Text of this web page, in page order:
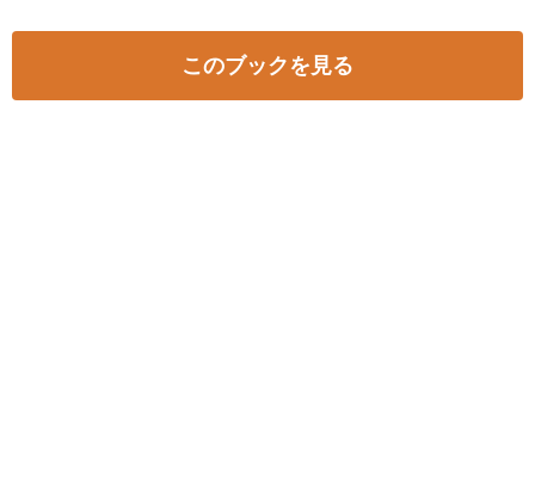
このブックを見る